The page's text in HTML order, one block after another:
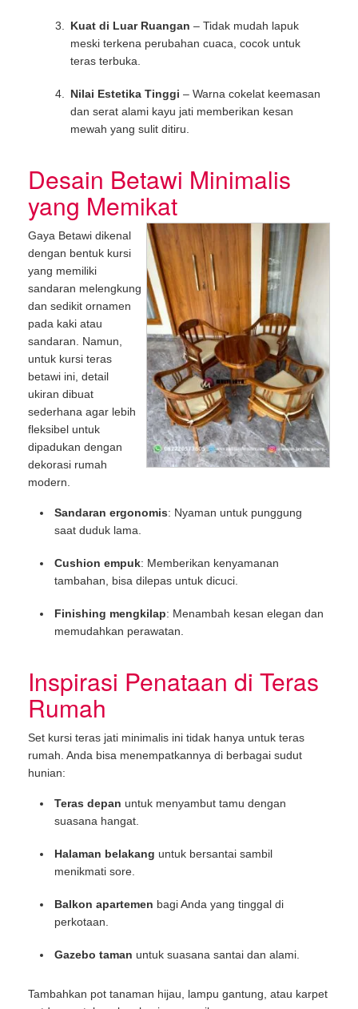
Kuat di Luar Ruangan – Tidak mudah lapuk
meski terkena perubahan cuaca, cocok untuk
teras terbuka.
Nilai Estetika Tinggi – Warna cokelat keemasan
dan serat alami kayu jati memberikan kesan
mewah yang sulit ditiru.
Desain Betawi Minimalis
yang Memikat
Gaya Betawi dikenal
dengan bentuk kursi
yang memiliki
sandaran melengkung
dan sedikit ornamen
pada kaki atau
sandaran. Namun,
untuk kursi teras
betawi ini, detail
ukiran dibuat
sederhana agar lebih
fleksibel untuk
dipadukan dengan
dekorasi rumah
modern.
Sandaran ergonomis: Nyaman untuk punggung
saat duduk lama.
Cushion empuk: Memberikan kenyamanan
tambahan, bisa dilepas untuk dicuci.
Finishing mengkilap: Menambah kesan elegan dan
memudahkan perawatan.
Inspirasi Penataan di Teras
Rumah
Set kursi teras jati minimalis ini tidak hanya untuk teras
rumah. Anda bisa menempatkannya di berbagai sudut
hunian:
Teras depan untuk menyambut tamu dengan
suasana hangat.
Halaman belakang untuk bersantai sambil
menikmati sore.
Balkon apartemen bagi Anda yang tinggal di
perkotaan.
Gazebo taman untuk suasana santai dan alami.
Tambahkan pot tanaman hijau, lampu gantung, atau karpet